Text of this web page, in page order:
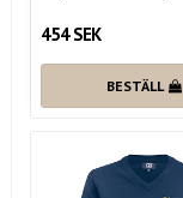
454 SEK
BESTÄLL